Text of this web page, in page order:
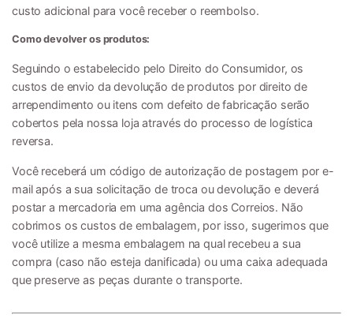
custo adicional para você receber o reembolso.
Como devolver os produtos:
Seguindo o estabelecido pelo Direito do Consumidor, os
custos de envio da devolução de produtos por direito de
arrependimento ou itens com defeito de fabricação serão
cobertos pela nossa loja através do processo de logística
reversa.
Você receberá um código de autorização de postagem por e-
mail após a sua solicitação de troca ou devolução e deverá
postar a mercadoria em uma agência dos Correios. Não
cobrimos os custos de embalagem, por isso, sugerimos que
você utilize a mesma embalagem na qual recebeu a sua
compra (caso não esteja danificada) ou uma caixa adequada
que preserve as peças durante o transporte.